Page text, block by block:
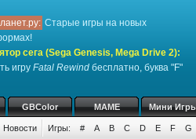
Старые игры на новых
сега (Sega Genesis, Mega Drive 2):
игру Fatal Rewind бесплатно, буква "F"
GBColor MAME Мини
Новости Игры: # A B C D E F G